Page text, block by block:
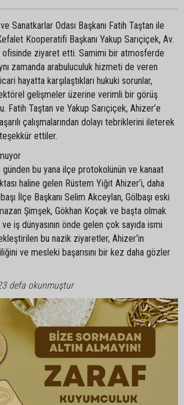
Sanatkarlar Odası Başkanı Fatih Taştan ile
Kooperatifi Başkanı Yakup Sarıçiçek, Av.
ofisinde ziyaret etti. Samimi bir atmosferde
zamanda arabuluculuk hizmeti de veren
hayatta karşılaştıkları hukuki sorunlar,
gelişmeler üzerine verimli bir görüş
Fatih Taştan ve Yakup Sarıçiçek, Ahizer’e
çalışmalarından dolayı tebriklerini ileterek
ettiler.
günden bu yana ilçe protokolünün ve kanaat
haline gelen Rüstem Yiğit Ahizer’i, daha
İlçe Başkanı Selim Akceylan, Gölbaşı eski
Şimşek, Gökhan Koçak ve başta olmak
iş dünyasının önde gelen çok sayıda ismi
bu nazik ziyaretler, Ahizer’in
ve mesleki başarısını bir kez daha gözler
defa okunmuştur